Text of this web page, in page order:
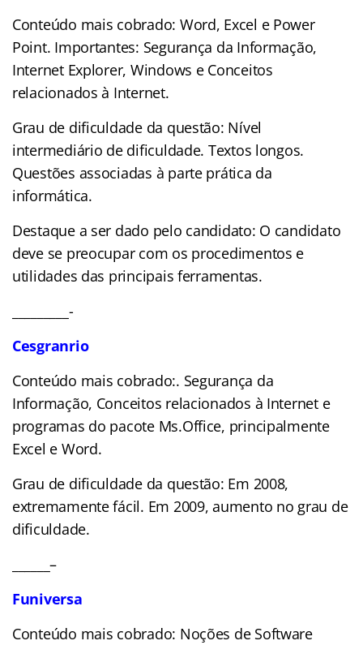
Conteúdo mais cobrado: Word, Excel e Power
Point. Importantes: Segurança da Informação,
Internet Explorer, Windows e Conceitos
relacionados à Internet.
Grau de dificuldade da questão: Nível
intermediário de dificuldade. Textos longos.
Questões associadas à parte prática da
informática.
Destaque a ser dado pelo candidato: O candidato
deve se preocupar com os procedimentos e
utilidades das principais ferramentas.
_________-
Cesgranrio
Conteúdo mais cobrado:. Segurança da
Informação, Conceitos relacionados à Internet e
programas do pacote Ms.Office, principalmente
Excel e Word.
Grau de dificuldade da questão: Em 2008,
extremamente fácil. Em 2009, aumento no grau de
dificuldade.
______–
Funiversa
Conteúdo mais cobrado: Noções de Software